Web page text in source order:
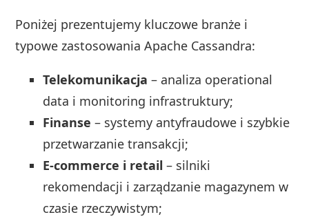
Poniżej prezentujemy kluczowe branże i
typowe zastosowania Apache Cassandra:
Telekomunikacja – analiza operational
data i monitoring infrastruktury;
Finanse – systemy antyfraudowe i szybkie
przetwarzanie transakcji;
E-commerce i retail – silniki
rekomendacji i zarządzanie magazynem w
czasie rzeczywistym;